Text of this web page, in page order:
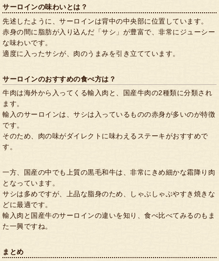
サーロインの味わいとは？
先述したように、サーロインは背中の中央部に位置しています。
赤身の間に脂肪が入り込んだ「サシ」が豊富で、非常にジューシー
な味わいです。
適度に入ったサシが、肉のうまみを引き立てています。
サーロインのおすすめの食べ方は？
牛肉は海外から入ってくる輸入肉と、国産牛肉の2種類に分類され
ます。
輸入のサーロインは、サシは入っているものの赤身が多いのが特徴
です。
そのため、肉の味がダイレクトに味わえるステーキがおすすめで
す。
一方、国産の中でも上質の黒毛和牛は、非常にきめ細かな霜降り肉
となっています。
サシは多めですが、上品な脂身のため、しゃぶしゃぶやすき焼きな
どに最適です。
輸入肉と国産牛のサーロインの違いを知り、食べ比べてみるのもま
た一興ですね。
まとめ